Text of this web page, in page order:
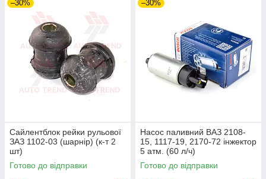
–30%
Сайлентблок рейки рульової
ЗАЗ 1102-03 (шарнір) (к-т 2
шт)
Готово до відправки
–30%
Насос паливний ВАЗ 2108-
15, 1117-19, 2170-72 інжектор
5 атм. (60 л/ч)
Готово до відправки